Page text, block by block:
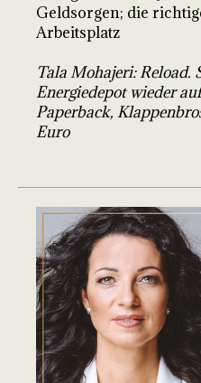
Geldsorgen; die
Arbeitsplatz
Tala Mohajeri: Reload.
Energiedepot wieder
Paperback,
Euro